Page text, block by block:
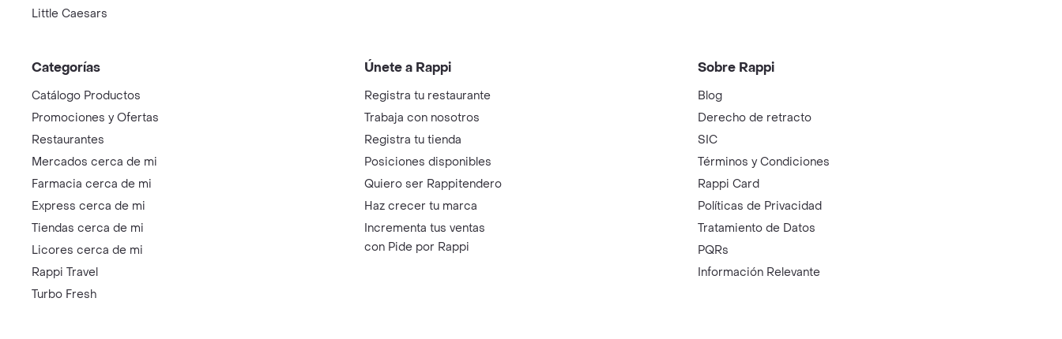
Little Caesars
Categorías
Catálogo Productos
Promociones y Ofertas
Restaurantes
Mercados cerca de mi
Farmacia cerca de mi
Express cerca de mi
Tiendas cerca de mi
Licores cerca de mi
Rappi Travel
Turbo Fresh
Únete a Rappi
Registra tu restaurante
Trabaja con nosotros
Registra tu tienda
Posiciones disponibles
Quiero ser Rappitendero
Haz crecer tu marca
Incrementa tus ventas
con Pide por Rappi
Sobre Rappi
Blog
Derecho de retracto
SIC
Términos y Condiciones
Rappi Card
Políticas de Privacidad
Tratamiento de Datos
PQRs
Información Relevante